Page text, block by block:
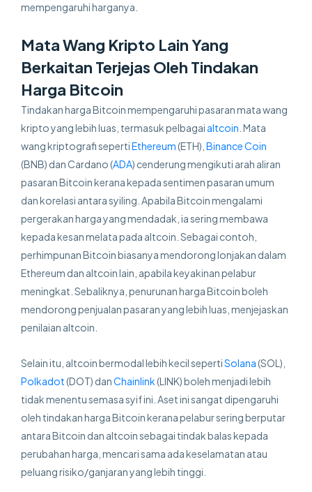
mempengaruhi harganya.
Mata Wang Kripto Lain Yang
Berkaitan Terjejas Oleh Tindakan
Harga Bitcoin
Tindakan harga Bitcoin mempengaruhi pasaran mata wang
kripto yang lebih luas, termasuk pelbagai altcoin . Mata
wang kriptografi sepertiEthereum(ETH), Binance Coin
(BNB) dan Cardano (ADA) cenderung mengikuti arah aliran
pasaran Bitcoin kerana kepada sentimen pasaran umum
dan korelasi antara syiling. Apabila Bitcoin mengalami
pergerakan harga yang mendadak, ia sering membawa
kepada kesan melata pada altcoin. Sebagai contoh,
perhimpunan Bitcoin biasanya mendorong lonjakan dalam
Ethereum dan altcoin lain, apabila keyakinan pelabur
meningkat. Sebaliknya, penurunan harga Bitcoin boleh
mendorong penjualan pasaran yang lebih luas, menjejaskan
penilaian altcoin.
Selain itu, altcoin bermodal lebih kecil sepertiSolana(SOL),
Polkadot(DOT) danChainlink(LINK) boleh menjadi lebih
tidak menentu semasa syif ini. Aset ini sangat dipengaruhi
oleh tindakan harga Bitcoin kerana pelabur sering berputar
antara Bitcoin dan altcoin sebagai tindak balas kepada
perubahan harga, mencari sama ada keselamatan atau
peluang risiko/ganjaran yang lebih tinggi.